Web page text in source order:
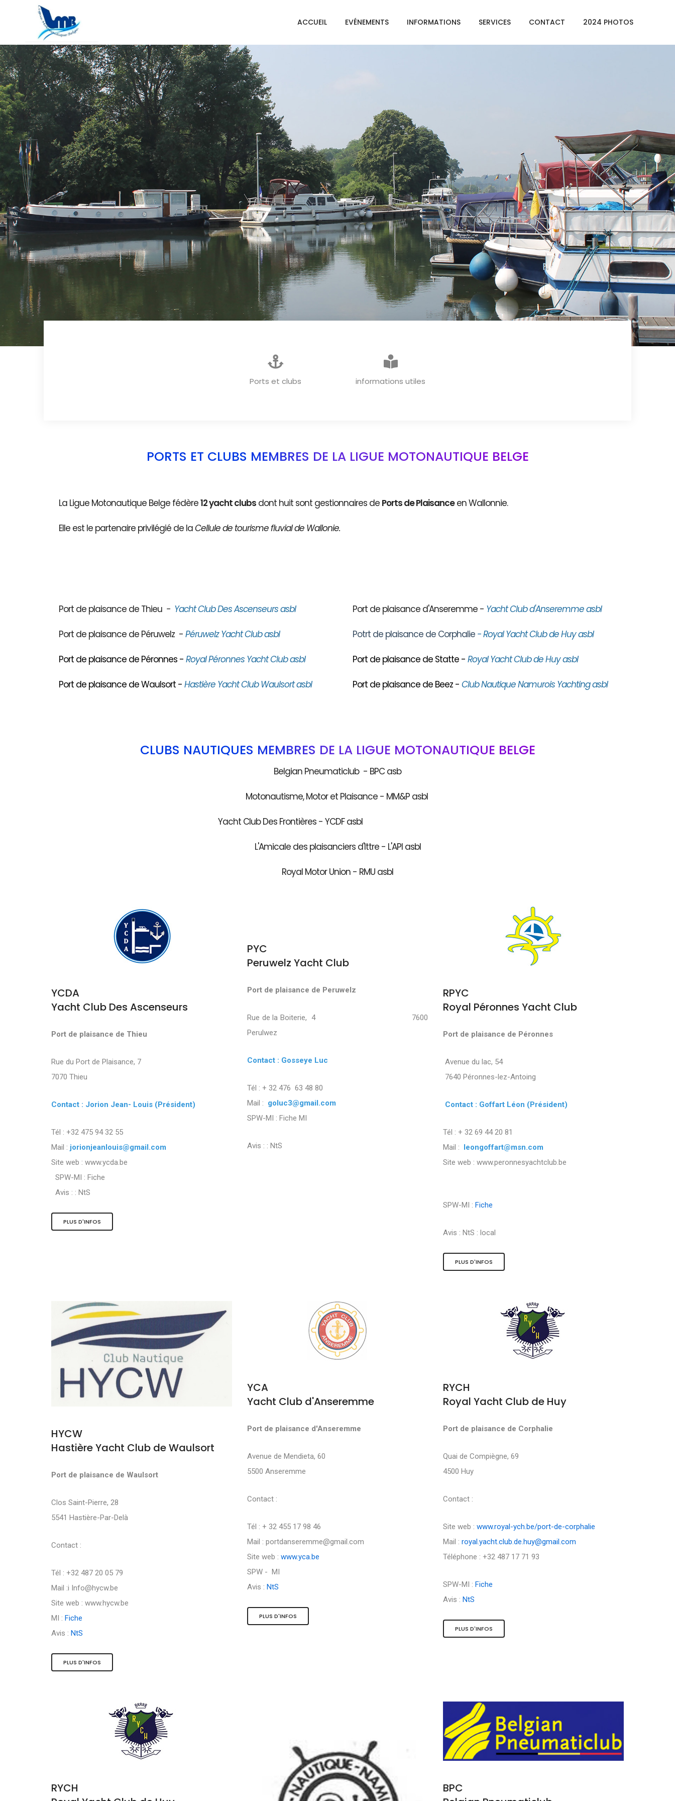
ACCUEIL EVÉNEMENTS INFORMATIONS SERVICES CONTACT 2024 PHOTOS
INFORMATIONS GENERALES
Ports et clubs informations utiles
PORTS ET CLUBS MEMBRES DE LA LIGUE MOTONAUTIQUE BELGE
La Ligue Motonautique Belge fédère12 yacht clubs dont huit sont gestionnaires de Ports de Plaisanceen Wallonnie.
Elle est le partenaire privilégié de laCellule de tourisme fluvial de Wallonie.
Port de plaisance de Thieu - Yacht Club Des Ascenseurs asbl
Port de plaisance de Péruwelz - Péruwelz Yacht Club asbl
Port de plaisance de Péronnes - Royal Péronnes Yacht Club asbl
Port de plaisance de Waulsort - Hastière Yacht Club Waulsort asbl
Port de plaisance d'Anseremme - Yacht Club d'Anseremme asbl
Potrt de plaisance de Corphalie - Royal Yacht Club de Huy asbl
Port de plaisance de Statte - Royal Yacht Club de Huy asbl
Port de plaisance de Beez - Club Nautique Namurois Yachting asbl
CLUBS NAUTIQUES MEMBRES DE LA LIGUE MOTONAUTIQUE BELGE
Belgian Pneumaticlub - BPC asb
Motonautisme, Motor et Plaisance - MM&P asbl
Yacht Club Des Frontières - YCDF asbl
L'Amicale des plaisanciers d'Ittre - L'API asbl
Royal Motor Union - RMU asbl
YCDA
Yacht Club Des Ascenseurs
Port de plaisance de Thieu
Rue du Port de Plaisance, 7
7070 Thieu
Contact : Jorion Jean- Louis (Président)
Tél : +32 475 94 32 55
Mail : jorionjeanlouis@gmail.com
Site web : www.ycda.be
SPW-MI : Fiche
Avis : : NtS
PLUS D'INFOS
PYC
Peruwelz Yacht Club
Port de plaisance de Peruwelz
Rue de la Boiterie, 4 7600
Perulwez
Contact : Gosseye Luc
Tél : + 32 476 63 48 80
Mail : goluc3@gmail.com
SPW-MI : Fiche MI
Avis : : NtS
RPYC
Royal Péronnes Yacht Club
Port de plaisance de Péronnes
Avenue du lac, 54
7640 Péronnes-lez-Antoing
Contact : Goffart Léon (Président)
Tél : + 32 69 44 20 81
Mail : leongoffart@msn.com
Site web : www.peronnesyachtclub.be
SPW-MI : Fiche
Avis : NtS : local
PLUS D'INFOS
HYCW
Hastière Yacht Club de Waulsort
Port de plaisance de Waulsort
Clos Saint-Pierre, 28
5541 Hastière-Par-Delà
Contact :
Tél : +32 487 20 05 79
Mail :i Info@hycw.be
Site web : www.hycw.be
MI : Fiche
Avis : NtS
PLUS D'INFOS
YCA
Yacht Club d'Anseremme
Port de plaisance d'Anseremme
Avenue de Mendieta, 60
5500 Anseremme
Contact :
Tél : + 32 455 17 98 46
Mail : portdanseremme@gmail.com
Site web : www.yca.be
SPW - MI
Avis : NtS
PLUS D'INFOS
RYCH
Royal Yacht Club de Huy
Port de plaisance de Corphalie
Quai de Compiègne, 69
4500 Huy
Contact :
Site web : www.royal-ych.be/port-de-corphalie
Mail : royal.yacht.club.de.huy@gmail.com
Téléphone : +32 487 17 71 93
SPW-MI : Fiche
Avis : NtS
PLUS D'INFOS
RYCH
BPC